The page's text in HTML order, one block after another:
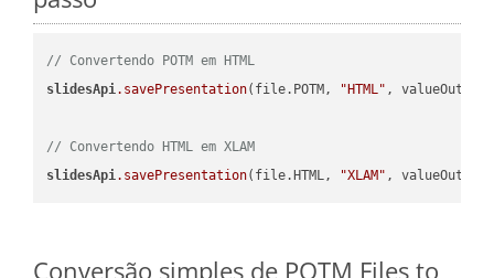
// Convertendo POTM em HTML
slidesApi.savePresentation(file.POTM, "HTML" ,
// Convertendo HTML em XLAM
slidesApi.savePresentation(file.HTML, "XLAM"
Conversão simples de POTM Files to